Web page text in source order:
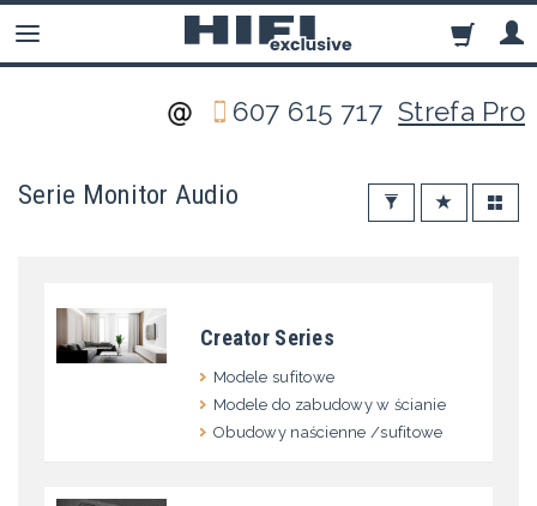
607 615 717Strefa Pro
Serie Monitor Audio
Creator Series
Modele sufitowe
Modele do zabudowy w ścianie
Obudowy naścienne /sufitowe